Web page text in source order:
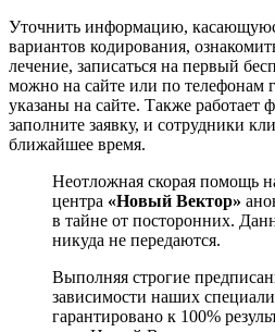
Уточнить информацию,
вариантов кодирования,
лечение, записаться на первый
можно на сайте или по телефонам
указаны на сайте. Также работает
заполните заявку, и сотрудники
ближайшее время.
Неотложная скорая помощь
центра «Новый Вектор»
в тайне от посторонних.
никуда не передаются.
Выполняя строгие
зависимости наших
гарантировано к 100%